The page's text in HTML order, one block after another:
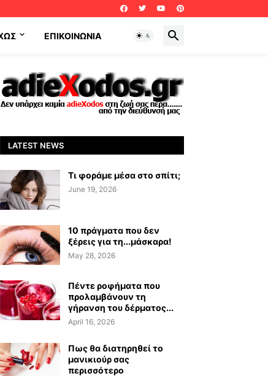
ΕΠΙΚΟΙΝΩΝΊΑ
LATEST NEWS
Τι φοράμε μέσα στο σπίτι;
June 19, 2026
10 πράγματα που δεν
ξέρεις για τη...μάσκαρα!
May 28, 2026
Πέντε ροφήματα που
προλαμβάνουν τη
γήρανση του δέρματος...
April 16, 2026
Πως θα διατηρηθεί το
μανικιούρ σας
περισσότερο